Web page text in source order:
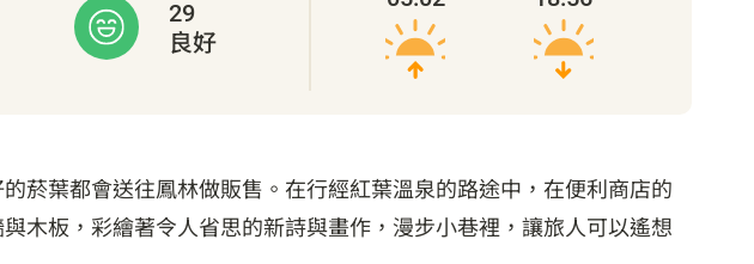
29
良好
菸葉都會送往鳳林做販售。在行經紅葉溫泉的路途中，在便利商店的
木板，彩繪著令人省思的新詩與畫作，漫步小巷裡，讓旅人可以遙想